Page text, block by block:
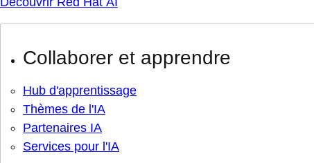
Collaborer et apprendre
Hub d'apprentissage
Thèmes de l'IA
Partenaires IA
Services pour l'IA